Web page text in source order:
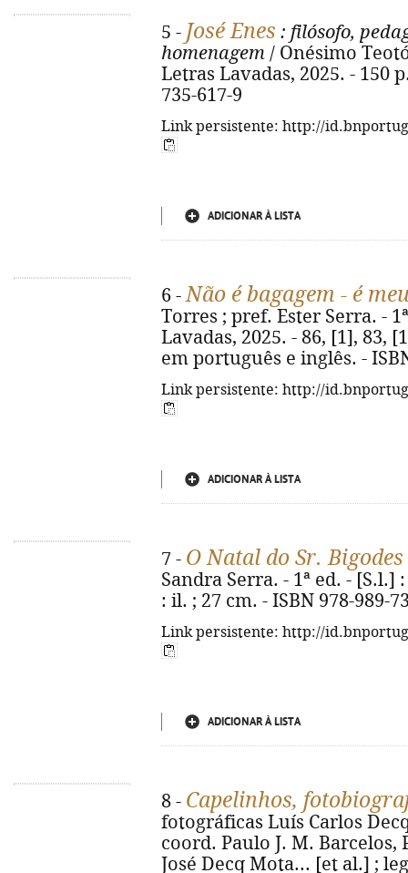
5 - José Enes : filósofo,
homenagem / Onésimo
Letras Lavadas, 2025. - 150
735-617-9
Link persistente: http://
ADICIONAR À LISTA
6 -Não é bagagem - é
Torres ; pref. Ester Serra. -
Lavadas, 2025. - 86, [1], 83,
em português e inglês. -
Link persistente: http://
ADICIONAR À LISTA
7 - O Natal do Sr. Bigodes
Sandra Serra. - 1ª ed. - [S.l.]
: il. ; 27 cm. - ISBN 978-989-
Link persistente: http://
ADICIONAR À LISTA
8 - Capelinhos,
fotográficas Luís Carlos
coord. Paulo J. M.
José Decq Mota... [et al.] ;